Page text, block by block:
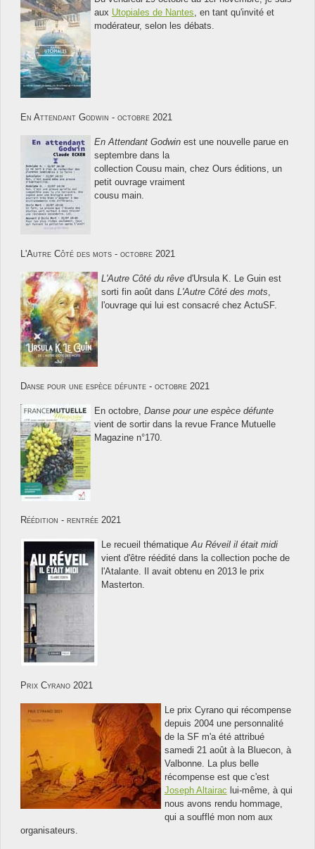
aux Utopiales de Nantes, en tant qu'invité et
modérateur, selon les débats.
En Attendant Godwin - octobre 2021
En Attendant Godwinest une nouvelle parue en
septembre dans la
collection Cousu main, chez Ours éditions, un
petit ouvrage vraiment
cousu main.
L'Autre Côté des mots - octobre 2021
L'Autre Côté du rêved'Ursula K. Le Guin est
sorti fin août dans L'Autre Côté des mots
l'ouvrage qui lui est consacré chez ActuSF.
Danse pour une espèce défunte - octobre 2021
En octobre, Danse pour une espèce défunte
vient de sortir dans la revue France Mutuelle
Magazine n°170.
Réédition - rentrée 2021
Le recueil thématiqueAu Réveil il était midi
vient d'être réédité dans la collection poche de
l'Atalante. Il avait obtenu en 2013 le prix
Masterton.
Prix Cyrano 2021
Le prix Cyrano qui récompense
depuis 2004 une personnalité
de la SF m'a été attribué
samedi 21 août à la Bluecon, à
Valbonne. La plus belle
récompense est que c'est
Joseph Altairac lui-même, à qui
nous avons rendu hommage,
qui a soufflé mon nom aux
organisateurs.